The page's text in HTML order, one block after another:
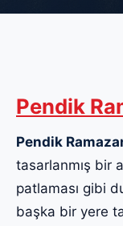
Pendik
Pendik
tasarlanmış bir
patlaması gibi
başka bir yere